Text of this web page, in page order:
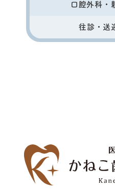
口腔外科・
往診・送